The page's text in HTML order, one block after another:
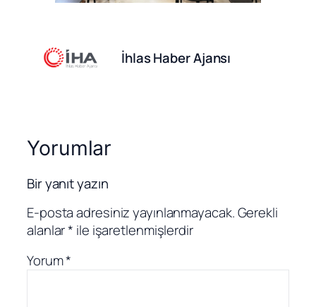
İhlas Haber Ajansı
Yorumlar
Bir yanıt yazın
E-posta adresiniz yayınlanmayacak.Gerekli
alanlar* ile işaretlenmişlerdir
Yorum*